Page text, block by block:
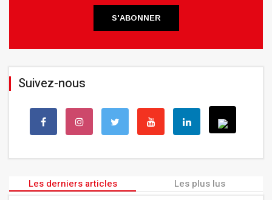
S'ABONNER
Suivez-nous
Les derniers articles Les plus lus